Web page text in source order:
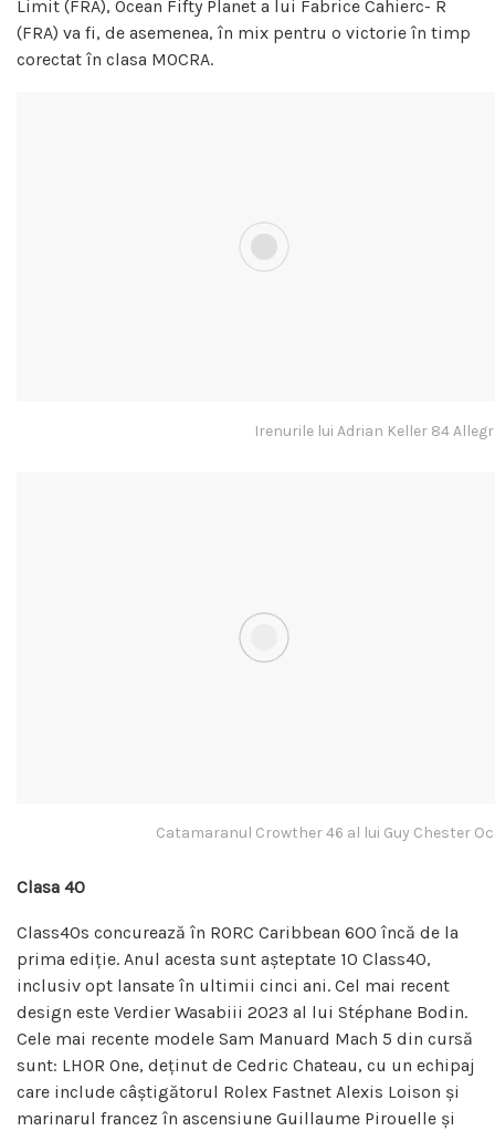
Limit (FRA), Ocean Fifty Planet a lui Fabrice Cahierc- R
(FRA) va fi, de asemenea, în mix pentru o victorie în timp
corectat în clasa MOCRA.
Irenurile lui Adrian Keller 84
Catamaranul Crowther 46 al lui Guy Chester
Clasa 40
Class40s concurează în RORC Caribbean 600 încă de la
prima ediție. Anul acesta sunt așteptate 10 Class40,
inclusiv opt lansate în ultimii cinci ani. Cel mai recent
design este Verdier Wasabiii 2023 al lui Stéphane Bodin.
Cele mai recente modele Sam Manuard Mach 5 din cursă
sunt: ​​LHOR One, deținut de Cedric Chateau, cu un echipaj
care include câștigătorul Rolex Fastnet Alexis Loison și
marinarul francez în ascensiune Guillaume Pirouelle și